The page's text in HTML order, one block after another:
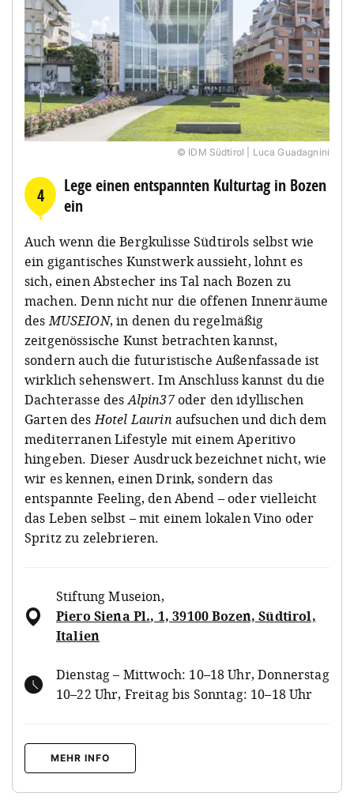
© IDM Südtirol | Luca Guadagnini
4
Lege einen entspannten Kulturtag in Bozen
ein
Auch wenn die Bergkulisse Südtirols selbst wie
ein gigantisches Kunstwerk aussieht, lohnt es
sich, einen Abstecher ins Tal nach Bozen zu
machen. Denn nicht nur die offenen Innenräume
desMUSEION, in denen du regelmäßig
zeitgenössische Kunst betrachten kannst,
sondern auch die futuristische Außenfassade ist
wirklich sehenswert. Im Anschluss kannst du die
Dachterasse desAlpin37oder den idyllischen
Garten desHotel Laurin aufsuchen und dich dem
mediterranen Lifestyle mit einem Aperitivo
hingeben. Dieser Ausdruck bezeichnet nicht, wie
wir es kennen, einen Drink, sondern das
entspannte Feeling, den Abend – oder vielleicht
das Leben selbst – mit einem lokalen Vino oder
Spritz zu zelebrieren.
Stiftung Museion,
Piero Siena Pl., 1, 39100 Bozen, Südtirol,
Italien
Dienstag – Mittwoch: 10–18 Uhr, Donnerstag
10–22 Uhr, Freitag bis Sonntag: 10–18 Uhr
MEHR INFO